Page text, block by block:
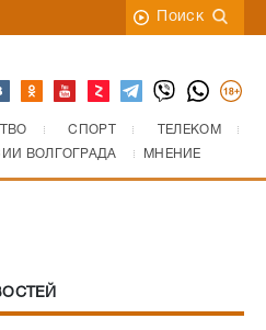
Поиск
СПОРТ
ТЕЛЕКОМ
ВОЛГОГРАДА МНЕНИЕ